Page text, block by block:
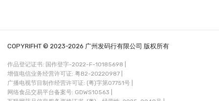
COPYRIFHT © 2023-2026 广州发码行有限公司 版权所有
作品登记证书: 国作登字-2022-F-10185698 |
增值电信业务经营许可证: 粤B2-20220987 |
广播电视节目制作经营许可证: (粤)字第07751号 |
网络食品交易平台备案号: GDWS10563 |